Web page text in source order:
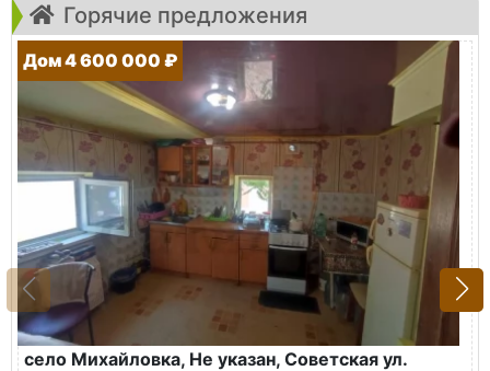
Горячие предложения
Дом 4 600 000 ₽
село Михайловка, Не указан, Советская ул.